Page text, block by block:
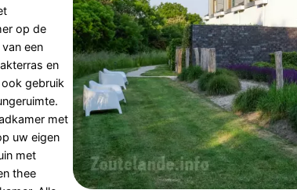
op de
een
en
gebruik
met
uw eigen
met
thee